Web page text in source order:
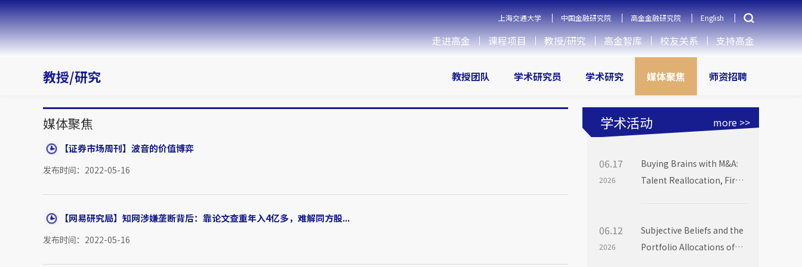
上海交通大学 中国金融研究院 高金金融研究院 English
走进高金 课程项目 教授/研究 高金智库 校友关系 支持高金
教授/研究 教授团队 学术研究员 学术研究 媒体聚焦 师资招聘
媒体聚焦
【证券市场周刊】波音的价值博弈
发布时间：2022-05-16
【网易研究局】知网涉嫌垄断背后：靠论文查重年入4亿多，难解同方股...
发布时间：2022-05-16
学术活动 more >>
06.17
2026
Buying Brains with M&A:
Talent Reallocation, Firm
06.12
2026
Subjective Beliefs and the
Portfolio Allocations of